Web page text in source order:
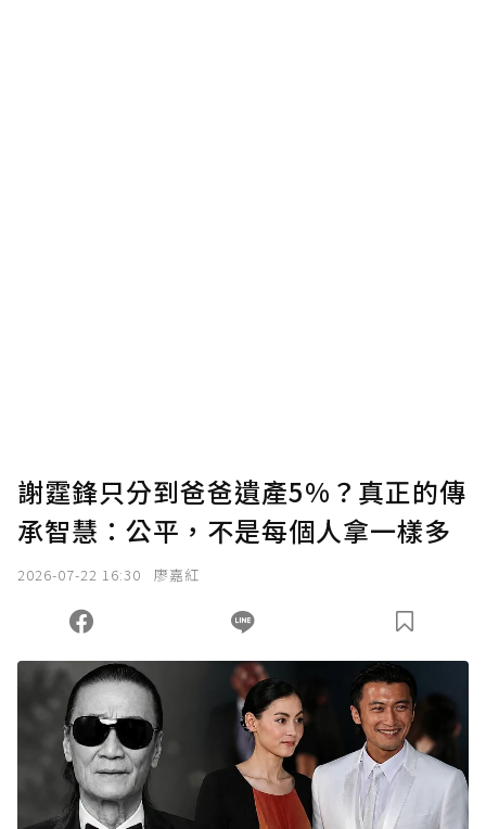
謝霆鋒只分到爸爸遺產5%？真正的傳
承智慧：公平，不是每個人拿一樣多
2026-07-22 16:30 廖嘉紅